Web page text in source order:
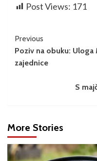
Post Views: 171
Previous
Poziv na obuku: Uloga
zajednice
S
More Stories